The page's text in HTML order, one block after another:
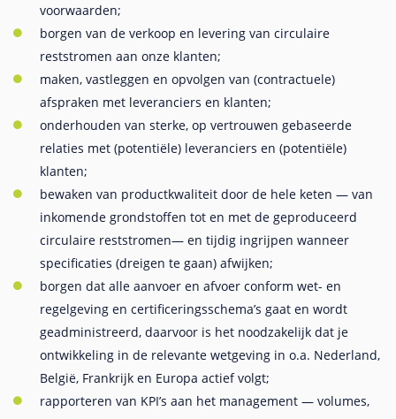
voorwaarden;
borgen van de verkoop en levering van circulaire
reststromen aan onze klanten;
maken, vastleggen en opvolgen van (contractuele)
afspraken met leveranciers en klanten;
onderhouden van sterke, op vertrouwen gebaseerde
relaties met (potentiële) leveranciers en (potentiële)
klanten;
bewaken van productkwaliteit door de hele keten — van
inkomende grondstoffen tot en met de geproduceerd
circulaire reststromen— en tijdig ingrijpen wanneer
specificaties (dreigen te gaan) afwijken;
borgen dat alle aanvoer en afvoer conform wet- en
regelgeving en certificeringsschema’s gaat en wordt
geadministreerd, daarvoor is het noodzakelijk dat je
ontwikkeling in de relevante wetgeving in o.a. Nederland,
België, Frankrijk en Europa actief volgt;
rapporteren van KPI’s aan het management — volumes,